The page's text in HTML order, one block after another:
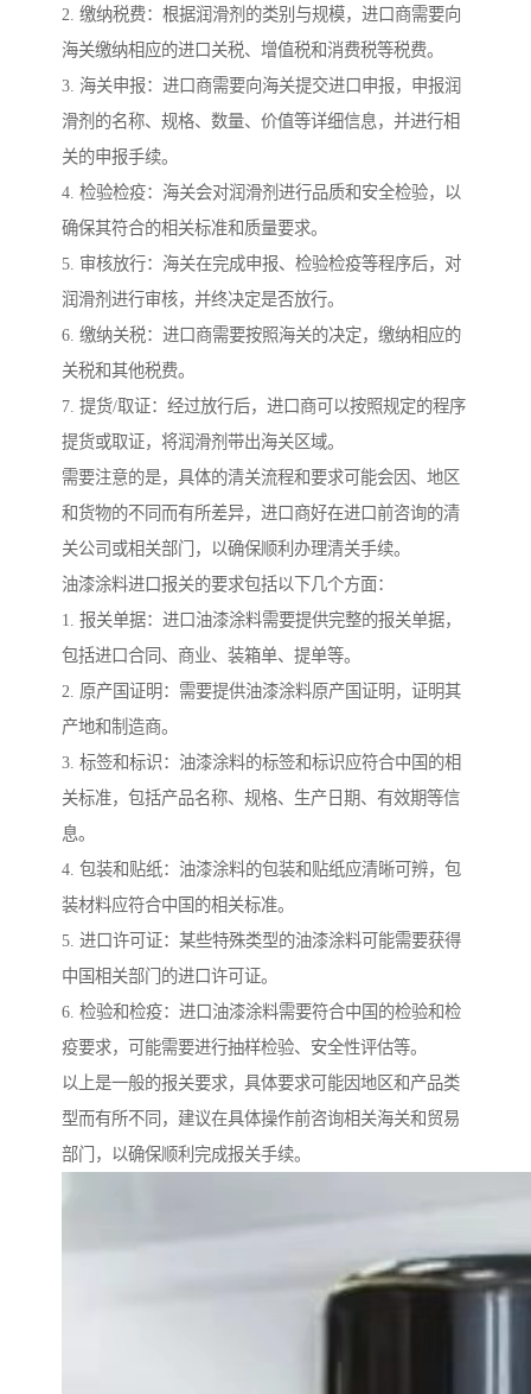
2. 缴纳税费：根据润滑剂的类别与规模，进口商需要向
海关缴纳相应的进口关税、增值税和消费税等税费。
3. 海关申报：进口商需要向海关提交进口申报，申报润
滑剂的名称、规格、数量、价值等详细信息，并进行相
关的申报手续。
4. 检验检疫：海关会对润滑剂进行品质和安全检验，以
确保其符合的相关标准和质量要求。
5. 审核放行：海关在完成申报、检验检疫等程序后，对
润滑剂进行审核，并终决定是否放行。
6. 缴纳关税：进口商需要按照海关的决定，缴纳相应的
关税和其他税费。
7. 提货/取证：经过放行后，进口商可以按照规定的程序
提货或取证，将润滑剂带出海关区域。
需要注意的是，具体的清关流程和要求可能会因、地区
和货物的不同而有所差异，进口商好在进口前咨询的清
关公司或相关部门，以确保顺利办理清关手续。
油漆涂料进口报关的要求包括以下几个方面：
1. 报关单据：进口油漆涂料需要提供完整的报关单据，
包括进口合同、商业、装箱单、提单等。
2. 原产国证明：需要提供油漆涂料原产国证明，证明其
产地和制造商。
3. 标签和标识：油漆涂料的标签和标识应符合中国的相
关标准，包括产品名称、规格、生产日期、有效期等信
息。
4. 包装和贴纸：油漆涂料的包装和贴纸应清晰可辨，包
装材料应符合中国的相关标准。
5. 进口许可证：某些特殊类型的油漆涂料可能需要获得
中国相关部门的进口许可证。
6. 检验和检疫：进口油漆涂料需要符合中国的检验和检
疫要求，可能需要进行抽样检验、安全性评估等。
以上是一般的报关要求，具体要求可能因地区和产品类
型而有所不同，建议在具体操作前咨询相关海关和贸易
部门，以确保顺利完成报关手续。